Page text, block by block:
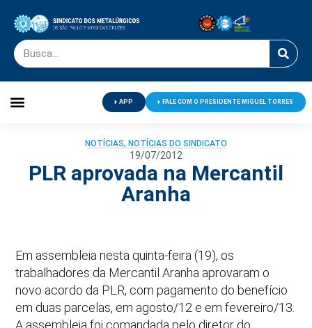
APP FALE COM O PRESIDENTE MIGUEL TORRES
NOTÍCIAS, NOTÍCIAS DO SINDICATO
19/07/2012
PLR aprovada na Mercantil
Aranha
Em assembleia nesta quinta-feira (19), os
trabalhadores da Mercantil Aranha aprovaram o
novo acordo da PLR, com pagamento do benefício
em duas parcelas, em agosto/12 e em fevereiro/13.
A assembleia foi comandada pelo diretor do